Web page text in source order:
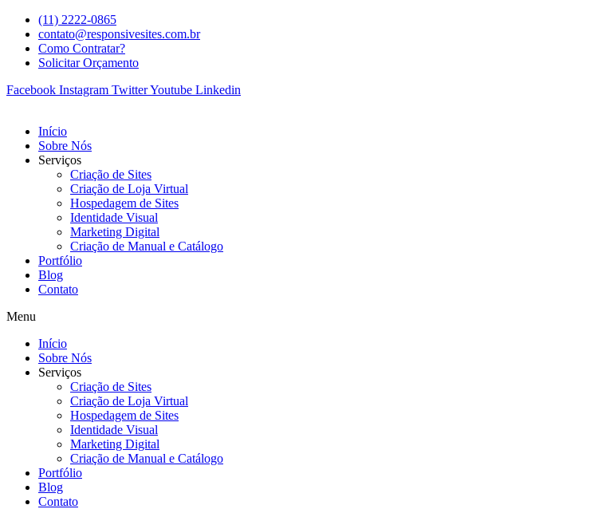
(11) 2222-0865
contato@responsivesites.com.br
Como Contratar?
Solicitar Orçamento
Facebook Instagram TwitterYoutube Linkedin
Início
Sobre Nós
Serviços
Criação de Sites
Criação de Loja Virtual
Hospedagem de Sites
Identidade Visual
Marketing Digital
Criação de Manual e Catálogo
Portfólio
Blog
Contato
Menu
Início
Sobre Nós
Serviços
Criação de Sites
Criação de Loja Virtual
Hospedagem de Sites
Identidade Visual
Marketing Digital
Criação de Manual e Catálogo
Portfólio
Blog
Contato